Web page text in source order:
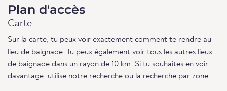
Plan d'accès
Carte
Sur la carte, tu peux voir exactement comment te rendre au
lieu de baignade. Tu peux également voir tous les autres lieux
de baignade dans un rayon de 10 km. Si tu souhaites en voir
davantage, utilise notre recherche ou la recherche par zone.